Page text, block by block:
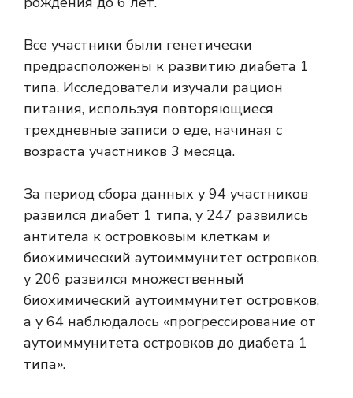
Все участники были генетически
предрасположены к развитию диабета 1
типа. Исследователи изучали рацион
питания, используя повторяющиеся
трехдневные записи о еде, начиная с
возраста участников 3 месяца.
За период сбора данных у 94 участников
развился диабет 1 типа, у 247 развились
антитела к островковым клеткам и
биохимический аутоиммунитет островков,
у 206 развился множественный
биохимический аутоиммунитет островков,
а у 64 наблюдалось «прогрессирование от
аутоиммунитета островков до диабета 1
типа».